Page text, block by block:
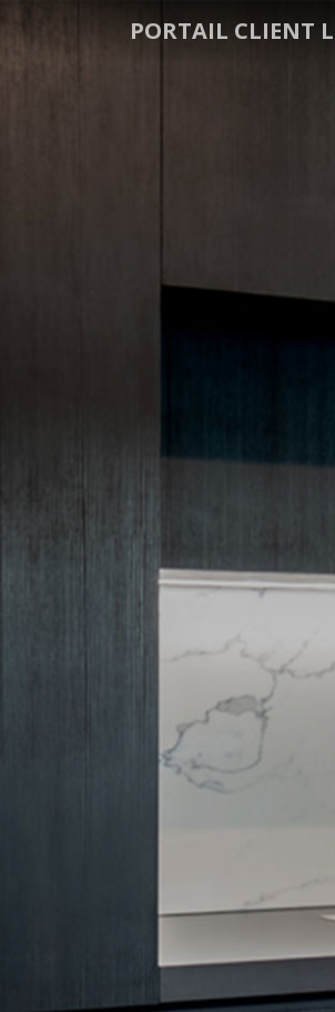
PORTAIL CLIENT